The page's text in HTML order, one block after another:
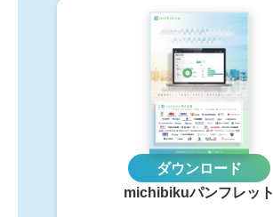
ダウンロード
michibikuパンフレット